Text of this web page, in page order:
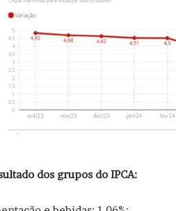
dos grupos do IPCA: